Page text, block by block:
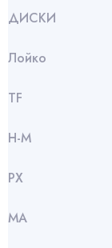
ДИСКИ
Лойко
TF
Н-М
РХ
МА